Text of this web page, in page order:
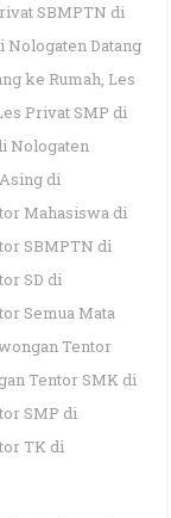
SBMPTN di
Nologaten Datang
ke Rumah, Les
Privat SMP di
Nologaten
di
Mahasiswa di
SBMPTN di
SD di
Semua Mata
Tentor
Tentor SMK di
SMP di
TK di